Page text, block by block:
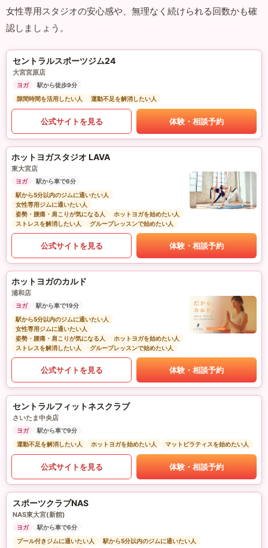
女性専用スタジオの安心感や、無理なく続けられる回数かも確
認しましょう。
セントラルスポーツジム24
大宮宮原店
ヨガ
駅から徒歩9分
隙間時間を活用したい人
運動不足を解消したい人
公式サイトを見る 体験・相談予約
ホットヨガスタジオ LAVA
東大宮店
ヨガ
駅から車で6分
駅から5分以内のジムに通いたい人
女性専用ジムに通いたい人
姿勢・腰痛・肩こりが気になる人
ホットヨガを始めたい人
ストレスを解消したい人
グループレッスンで始めたい人
公式サイトを見る 体験・相談予約
ホットヨガのカルド
浦和店
ヨガ
駅から車で19分
駅から5分以内のジムに通いたい人
女性専用ジムに通いたい人
姿勢・腰痛・肩こりが気になる人
ホットヨガを始めたい人
ストレスを解消したい人
グループレッスンで始めたい人
公式サイトを見る 体験・相談予約
セントラルフィットネスクラブ
さいたま中央店
ヨガ
駅から車で9分
運動不足を解消したい人
ホットヨガを始めたい人 マットピラティスを始めたい人
公式サイトを見る 体験・相談予約
スポーツクラブNAS
NAS東大宮(新館)
ヨガ
駅から車で6分
プール付きジムに通いたい人
駅から5分以内のジムに通いたい人